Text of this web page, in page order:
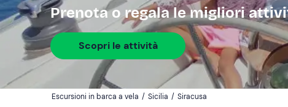
Prenota o regala le migliori
Scopri le attività
Escursioni in barca a vela / Sicilia / Siracusa